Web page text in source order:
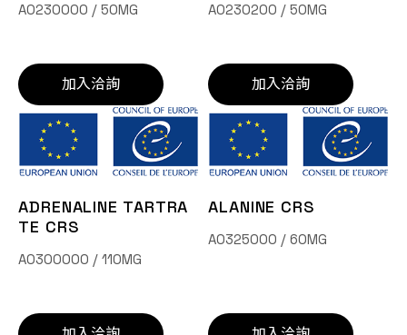
A0230000 / 50MG
加入洽詢
A0230200 / 50MG
加入洽詢
ADRENALINE TARTRA
TE CRS
A0300000 / 110MG
ALANINE CRS
A0325000 / 60MG